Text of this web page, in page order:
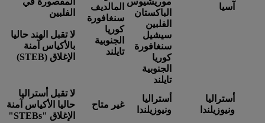
آسيا
الباكستان
الفلبين
سيشيل
سنغافورة
كوريا
الجنوبية
تايلند
المالديف
سنغافورة
كوريا
الجنوبية
تايلند
الفلبين
لا تقبل الهند حاليا
بالأكياس آمنة
الإغلاق (STEB)
أستراليا
ونيوزيلندا
أستراليا
ونيوزيلندا
غير متاح
لا تقبل أستراليا
حاليا الأكياس آمنة
الإغلاق "STEBs"